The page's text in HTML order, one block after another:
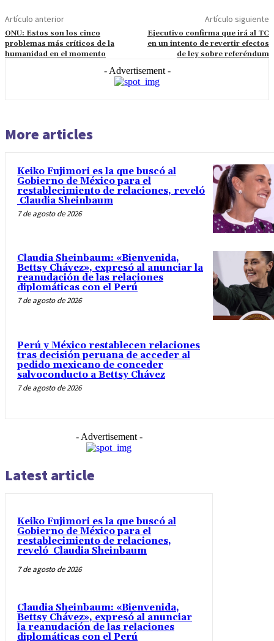
Artículo anterior
ONU: Estos son los cinco
problemas más críticos de la
humanidad en el momento
Artículo siguiente
Ejecutivo confirma que irá al TC
en un intento de revertir efectos
de ley sobre referéndum
- Advertisement -
More articles
Keiko Fujimori es la que buscó al
Gobierno de México para el
restablecimiento de relaciones, reveló
Claudia Sheinbaum
7 de agosto de 2026
Claudia Sheinbaum: «Bienvenida,
Bettsy Chávez», expresó al anunciar la
reanudación de las relaciones
diplomáticas con el Perú
7 de agosto de 2026
Perú y México restablecen relaciones
tras decisión peruana de acceder al
pedido mexicano de conceder
salvoconducto a Bettsy Chávez
7 de agosto de 2026
- Advertisement -
Latest article
Keiko Fujimori es la que buscó al
Gobierno de México para el
restablecimiento de relaciones,
reveló Claudia Sheinbaum
7 de agosto de 2026
Claudia Sheinbaum: «Bienvenida,
Bettsy Chávez», expresó al anunciar
la reanudación de las relaciones
diplomáticas con el Perú